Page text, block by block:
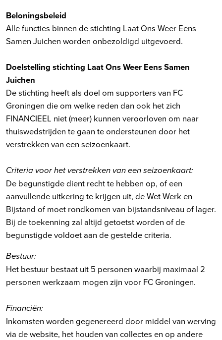
Beloningsbeleid
Alle functies binnen de stichting Laat Ons Weer Eens
Samen Juichen worden onbezoldigd uitgevoerd.
Doelstelling stichting Laat Ons Weer Eens Samen
Juichen
De stichting heeft als doel om supporters van FC
Groningen die om welke reden dan ook het zich
FINANCIEEL niet (meer) kunnen veroorloven om naar
thuiswedstrijden te gaan te ondersteunen door het
verstrekken van een seizoenkaart.
Criteria voor het verstrekken van een seizoenkaart:
De begunstigde dient recht te hebben op, of een
aanvullende uitkering te krijgen uit, de Wet Werk en
Bijstand of moet rondkomen van bijstandsniveau of lager.
Bij de toekenning zal altijd getoetst worden of de
begunstigde voldoet aan de gestelde criteria.
Bestuur:
Het bestuur bestaat uit 5 personen waarbij maximaal 2
personen werkzaam mogen zijn voor FC Groningen.
Financiën:
Inkomsten worden gegenereerd door middel van werving
via de website, het houden van collectes en op andere